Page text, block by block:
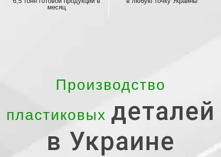
месяц
Производство
пластиковых деталей
в Украине